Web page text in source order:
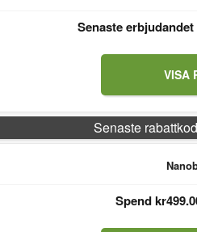
Senaste
VISA
Senaste
Spend